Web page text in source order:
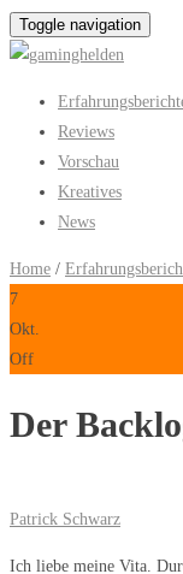
Toggle navigation
Reviews
Vorschau
Kreatives
News
Home /
7
Okt.
Off
Der
Patrick Schwarz
Ich liebe meine Vita.